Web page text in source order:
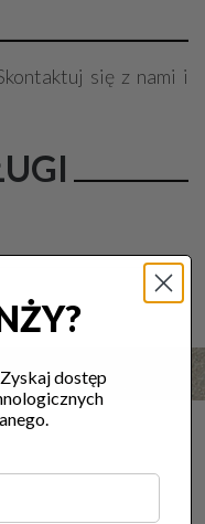
się z nami i
dostęp